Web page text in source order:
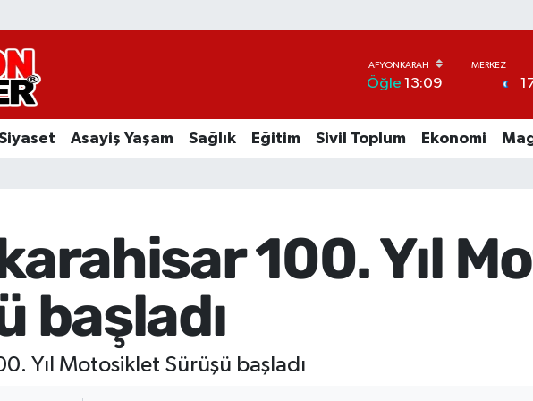
Öğle 13:09
Asayiş Yaşam Sağlık Eğitim Sivil Toplum Ekonomi
100. Yıl
başladı
Yıl Motosiklet Sürüşü başladı